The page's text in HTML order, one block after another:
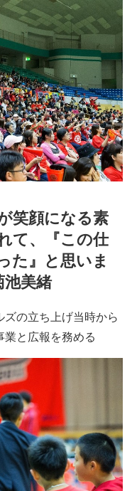
笑顔になる素
て、『この仕
た』と思いま
池美緒
の立ち上げ当時から
業と広報を務める